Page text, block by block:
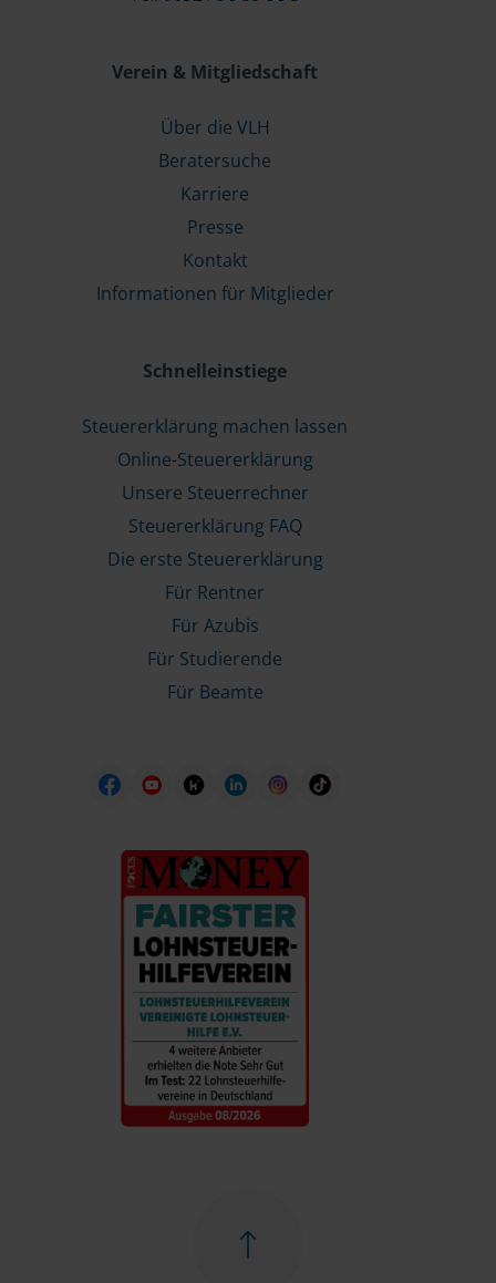
Verein & Mitgliedschaft
Über die VLH
Beratersuche
Karriere
Presse
Kontakt
Informationen für Mitglieder
Schnelleinstiege
Steuererklärung machen lassen
Online-Steuererklärung
Unsere Steuerrechner
Steuererklärung FAQ
Die erste Steuererklärung
Für Rentner
Für Azubis
Für Studierende
Für Beamte